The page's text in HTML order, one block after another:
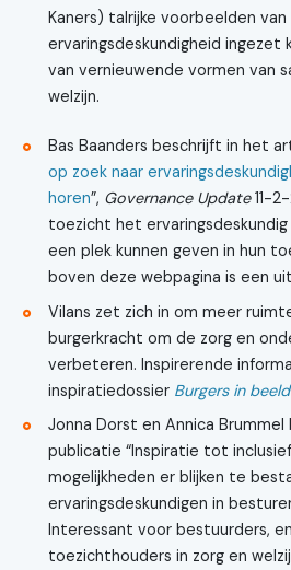
Kaners) talrijke voorbeelden
ervaringsdeskundigheid ingezet
van vernieuwende vormen van
welzijn.
Bas Baanders beschrijft in het
op zoek naar
horen”, Governance Update11-
toezicht het
een plek kunnen geven in hun
boven deze webpagina is een
Vilans zet zich in om meer
burgerkracht om de zorg en
verbeteren. Inspirerende
inspiratiedossier Burgers in beeld
Jonna Dorst en Annica Brummel
publicatie “Inspiratie tot
mogelijkheden er blijken te
ervaringsdeskundigen in
Interessant voor bestuurders,
toezichthouders in zorg en